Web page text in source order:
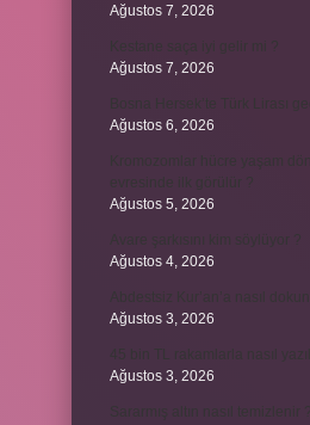
Ağustos 7, 2026
Ağustos 7, 2026
Ağustos 6, 2026
Ağustos 5, 2026
Ağustos 4, 2026
Ağustos 3, 2026
Ağustos 3, 2026